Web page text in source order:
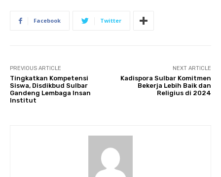
Facebook Twitter
PREVIOUS ARTICLE
Tingkatkan Kompetensi
Siswa, Disdikbud Sulbar
Gandeng Lembaga Insan
Institut
NEXT ARTICLE
Kadispora Sulbar Komitmen
Bekerja Lebih Baik dan
Religius di 2024